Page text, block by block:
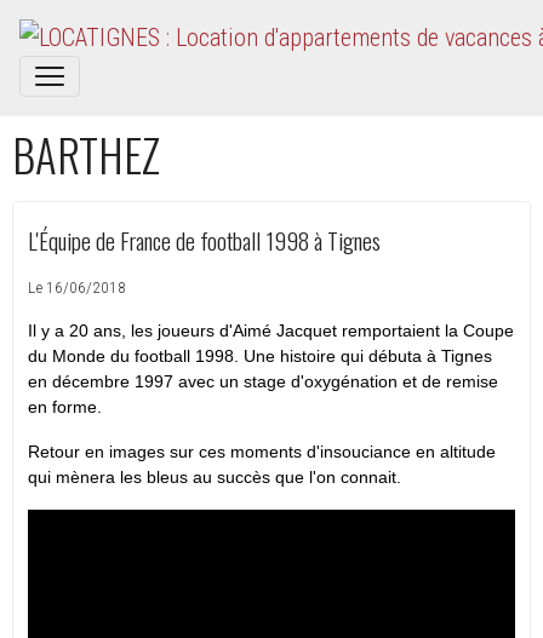
BARTHEZ
L'Équipe de France de football 1998 à Tignes
Le 16/06/2018
Il y a 20 ans, les joueurs d'Aimé Jacquet remportaient la Coupe
du Monde du football 1998. Une histoire qui débuta à Tignes
en décembre 1997 avec un stage d'oxygénation et de remise
en forme.
Retour en images sur ces moments d'insouciance en altitude
qui mènera les bleus au succès que l'on connait.